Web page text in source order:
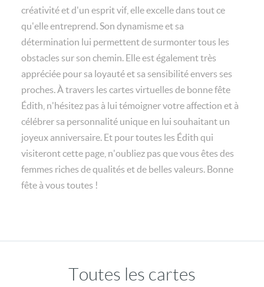
créativité et d'un esprit vif, elle excelle dans tout ce
qu'elle entreprend. Son dynamisme et sa
détermination lui permettent de surmonter tous les
obstacles sur son chemin. Elle est également très
appréciée pour sa loyauté et sa sensibilité envers ses
proches. À travers les cartes virtuelles de bonne fête
Édith, n'hésitez pas à lui témoigner votre affection et à
célébrer sa personnalité unique en lui souhaitant un
joyeux anniversaire. Et pour toutes les Édith qui
visiteront cette page, n'oubliez pas que vous êtes des
femmes riches de qualités et de belles valeurs. Bonne
fête à vous toutes !
Toutes les cartes